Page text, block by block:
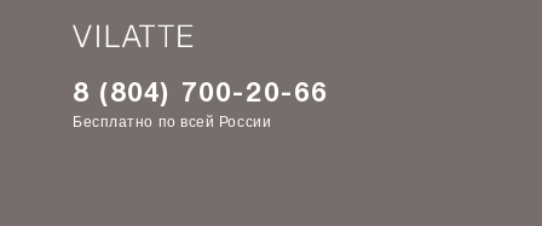
8 (804) 700-20-66
Бесплатно по всей России